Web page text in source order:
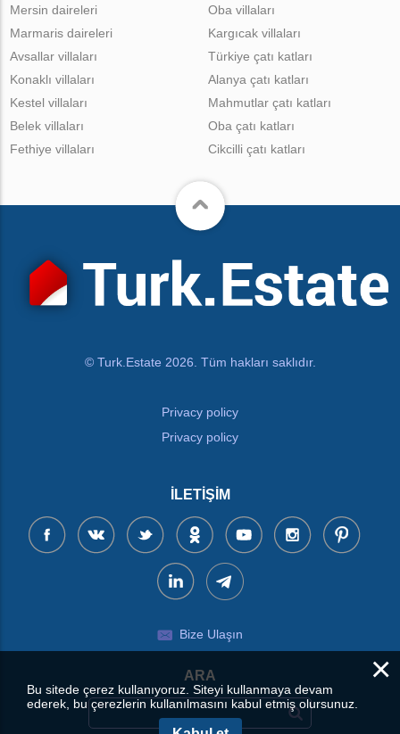
Mersin daireleri
Marmaris daireleri
Oba villaları
Kargıcak villaları
Avsallar villaları
Konaklı villaları
Kestel villaları
Belek villaları
Fethiye villaları
Türkiye çatı katları
Alanya çatı katları
Mahmutlar çatı katları
Oba çatı katları
Cikcilli çatı katları
© Turk.Estate 2026. Tüm hakları saklıdır.
Privacy policy
Privacy policy
İLETIŞIM
Bize Ulaşın
ARA ×
Bu sitede çerez kullanıyoruz. Siteyi kullanmaya devam
ederek, bu çerezlerin kullanılmasını kabul etmiş olursunuz.